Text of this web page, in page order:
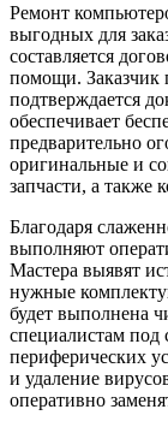
Ремонт
выгодных для
составляется
помощи. Заказчик
подтверждается
обеспечивает
предварительно
оригинальные и
запчасти, а также
Благодаря
выполняют
Мастера выявят
нужные
будет выполнена
специалистам под
периферических
и удаление
оперативно